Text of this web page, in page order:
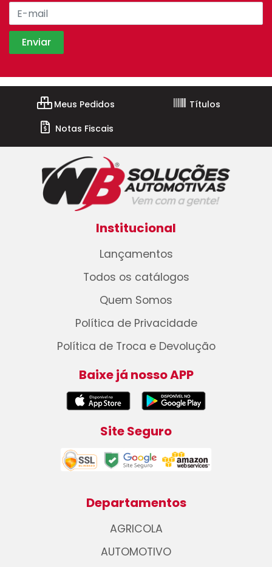
Meus Pedidos
Títulos
Notas Fiscais
Institucional
Lançamentos
Todos os catálogos
Quem Somos
Política de Privacidade
Política de Troca e Devolução
Baixe já nosso APP
Site Seguro
Departamentos
AGRICOLA
AUTOMOTIVO